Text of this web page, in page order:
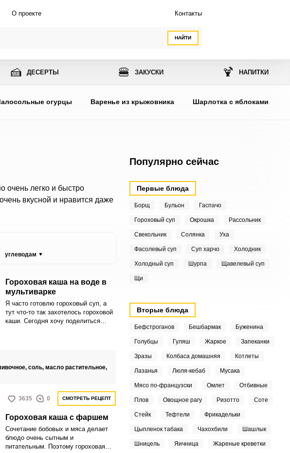
НАЙТИ
О проекте Контакты
🍰 ДЕСЕРТЫ 🍔 ЗАКУСКИ 🍹 НАПИТКИ
огурцы Варенье из крыжовника Шарлотка с яблоками
очень легко и быстро
вкусной и нравится даже
углеводам
Гороховая каша на воде в
мультиварке
Я часто готовлю гороховый суп, а
тут что-то так захотелось гороховой
каши. Сегодня хочу поделиться
соль, масло растительное,
3635 0 СМОТРЕТЬ РЕЦЕПТ
Гороховая каша с фаршем
Сочетание бобовых и мяса делает
блюдо очень сытным и
питательным. Поэтому гороховая
Популярно сейчас
Первые блюда
Борщ Бульон Гаспачо
Гороховый суп Окрошка Рассольник
Свекольник Солянка Уха
Фасолевый суп Суп харчо Холодник
Холодный суп Шурпа Щавелевый суп
Щи
Вторые блюда
Бефстроганов Бешбармак Буженина
Голубцы Гуляш Жаркое Запеканки
Зразы Колбаса домашняя Котлеты
Лазанья Люля-кебаб Мусака
Мясо по-французски Омлет Отбивные
Плов Овощное рагу Ризотто Соте
Стейк Тефтели Фрикадельки
Цыпленок табака Чахохбили Шашлык
Шницель Яичница Жареные креветки